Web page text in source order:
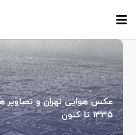
عکس هوایی تهران و تصاویر
1335 تا کنون